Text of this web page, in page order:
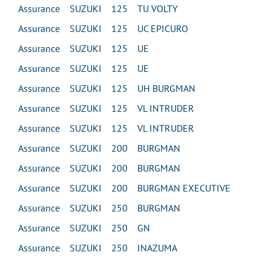
Assurance SUZUKI 125 TU VOLTY
Assurance SUZUKI 125 UC EPICURO
Assurance SUZUKI 125 UE
Assurance SUZUKI 125 UE
Assurance SUZUKI 125 UH BURGMAN
Assurance SUZUKI 125 VL INTRUDER
Assurance SUZUKI 125 VL INTRUDER
Assurance SUZUKI 200 BURGMAN
Assurance SUZUKI 200 BURGMAN
Assurance SUZUKI 200 BURGMAN EXECUTIVE
Assurance SUZUKI 250 BURGMAN
Assurance SUZUKI 250 GN
Assurance SUZUKI 250 INAZUMA